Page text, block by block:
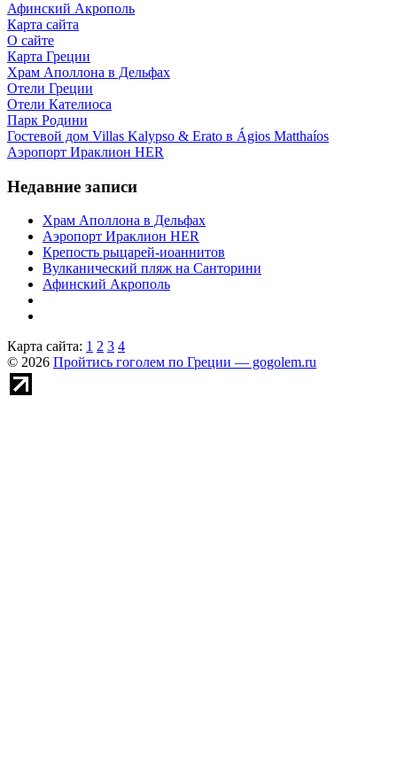
Афинский Акрополь
Карта сайта
О сайте
Карта Греции
Храм Аполлона в Дельфах
Отели Греции
Отели Кателиоса
Парк Родини
Гостевой дом Villas Kalypso & Erato в Ágios Matthaíos
Аэропорт Ираклион HER
Недавние записи
Храм Аполлона в Дельфах
Аэропорт Ираклион HER
Крепость рыцарей-иоаннитов
Вулканический пляж на Санторини
Афинский Акрополь
Карта сайта: 1 2 3 4
© 2026 Пройтись гоголем по Греции — gogolem.ru